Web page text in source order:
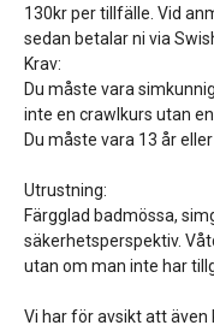
130kr per tillfälle. Vid
sedan betalar ni via
Krav:
Du måste vara
inte en crawlkurs utan
Du måste vara 13 år
Utrustning:
Färgglad badmössa,
säkerhetsperspektiv.
utan om man inte har
Vi har för avsikt att